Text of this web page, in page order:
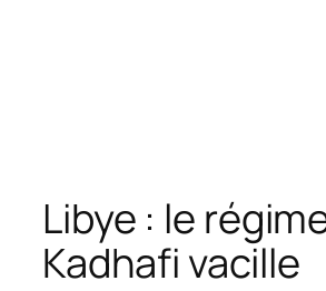
Libye : le
Kadhafi vacille